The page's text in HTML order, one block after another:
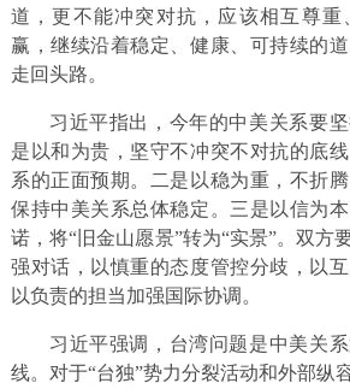
道，更不能冲突对抗，应该相互尊重
赢，继续沿着稳定、健康、可持续的
走回头路。
习近平指出，今年的中美关系要
是以和为贵，坚守不冲突不对抗的底
系的正面预期。二是以稳为重，不折
保持中美关系总体稳定。三是以信为
诺，将“旧金山愿景”转为“实景”。双方
强对话，以慎重的态度管控分歧，以
以负责的担当加强国际协调。
习近平强调，台湾问题是中美关
线。对于“台独”势力分裂活动和外部纵